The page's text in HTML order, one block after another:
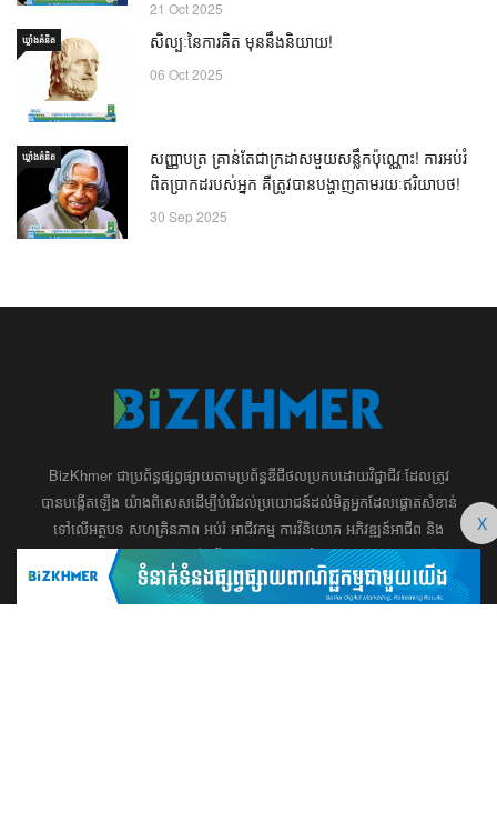
21 Oct 2025
ឃ្លាំង​គំនិត សិល្បៈនៃការគិត មុននឹងនិយាយ!
06 Oct 2025
ឃ្លាំង​គំនិត
សញ្ញាបត្រ គ្រាន់តែជាក្រដាសមួយសន្លឹកប៉ុណ្ណោះ! ការអប់រំ
ពិតប្រាកដរបស់អ្នក គឺត្រូវបានបង្ហាញតាមរយៈឥរិយាបថ!
30 Sep 2025
BizKhmer ​ជា​​ប្រព័ន្ធ​ផ្សព្វផ្សាយ​តាម​ប្រព័ន្ធ​ឌីជីថល​​​ប្រកប​ដោយ​វិជ្ជាជីវៈ​ដែល​​​ត្រូវ​
បាន​បង្កើតឡើង យ៉ាង​ពិសេស​​ដើម្បី​បំរើ​ដល់​ប្រយោជន៍​​​ដល់​មិត្ត​អ្នក​ដែល​ផ្ដោត​សំខាន់​
ទៅ​លើ​អត្ថបទ​ សហគ្រិន​ភាព អប់រំ ​​អាជីវកម្ម​ ​ការ​វិនិយោគ​ ​អភិវឌ្ឍន៍​អាជីព​ និង​
អចលនទ្រព្យ។ ​ក្រុម​​ការងារ​របស់​យើង​ ​​ មាន​ឆន្ទៈ​​មុតមាំ​​​ក្នុង​​ការ​សរសេរ​​អត្ថបទ​​ ដែល​
សុទ្ធតែ​សំខាន់​សម្រាប់​ ជំនួញ​ ការសិក្សា​ ​និង ការ​សម្រេច​ចិត្ត​របស់​​លោក​អ្នក​ ជា
ពិសេស​​គឺ​​ជួយ​ពង្រឹង​ការ​ត្រិះរិះ ពិចារណា​ ​និង ​ការអភិវឌ្ឍន៍​ធនធាន​មនុស្ស។ ​​​​
X